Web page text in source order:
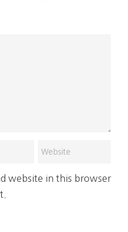
website in this browser